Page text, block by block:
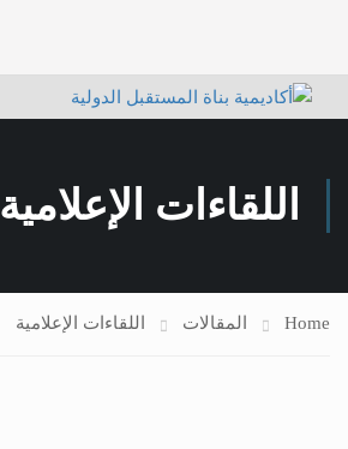
اللقاءات الإعلامية
Home المقالات اللقاءات الإعلامية